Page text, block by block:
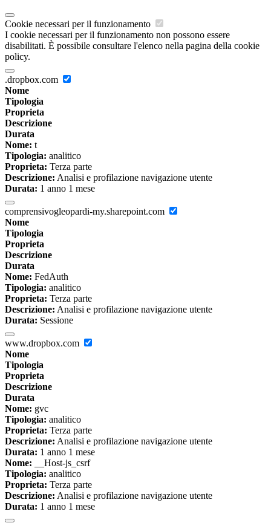
Cookie necessari per il funzionamento
I cookie necessari per il funzionamento non possono essere
disabilitati. È possibile consultare l'elenco nella pagina della cookie
policy.
.dropbox.com
Nome
Tipologia
Proprieta
Descrizione
Durata
Nome: t
Tipologia: analitico
Proprieta: Terza parte
Descrizione: Analisi e profilazione navigazione utente
Durata: 1 anno 1 mese
comprensivogleopardi-my.sharepoint.com
Nome
Tipologia
Proprieta
Descrizione
Durata
Nome: FedAuth
Tipologia: analitico
Proprieta: Terza parte
Descrizione: Analisi e profilazione navigazione utente
Durata: Sessione
www.dropbox.com
Nome
Tipologia
Proprieta
Descrizione
Durata
Nome: gvc
Tipologia: analitico
Proprieta: Terza parte
Descrizione: Analisi e profilazione navigazione utente
Durata: 1 anno 1 mese
Nome: __Host-js_csrf
Tipologia: analitico
Proprieta: Terza parte
Descrizione: Analisi e profilazione navigazione utente
Durata: 1 anno 1 mese